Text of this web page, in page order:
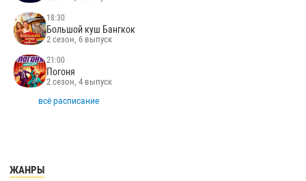
18:30
Большой куш Бангкок
2 сезон, 6 выпуск
21:00
Погоня
2 сезон, 4 выпуск
всё расписание
ЖАНРЫ